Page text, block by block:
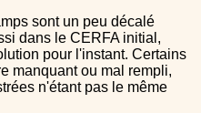
dans le CERFA initial,
pour l'instant. Certains
manquant ou mal rempli,
n'étant pas le même